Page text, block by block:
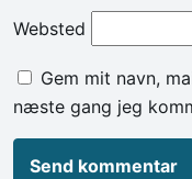
Websted
Gem mit navn,
næste gang jeg